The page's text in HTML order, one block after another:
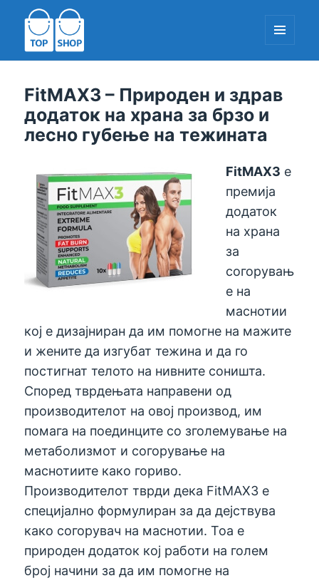
И
FitMAX3 – Природен и здрав
додаток на храна за брзо и
лесно губење на тежината
FitMAX3 е
премија
додаток
на храна
за
согорувањ
е на
маснотии
кој е дизајниран да им помогне на мажите
и жените да изгубат тежина и да го
постигнат телото на нивните соништа.
Според тврдењата направени од
производителот на овој производ, им
помага на поединците со зголемување на
метаболизмот и согорување на
маснотиите како гориво.
Производителот тврди дека FitMAX3 е
специјално формулиран за да дејствува
како согорувач на маснотии. Тоа е
природен додаток кој работи на голем
број начини за да им помогне на